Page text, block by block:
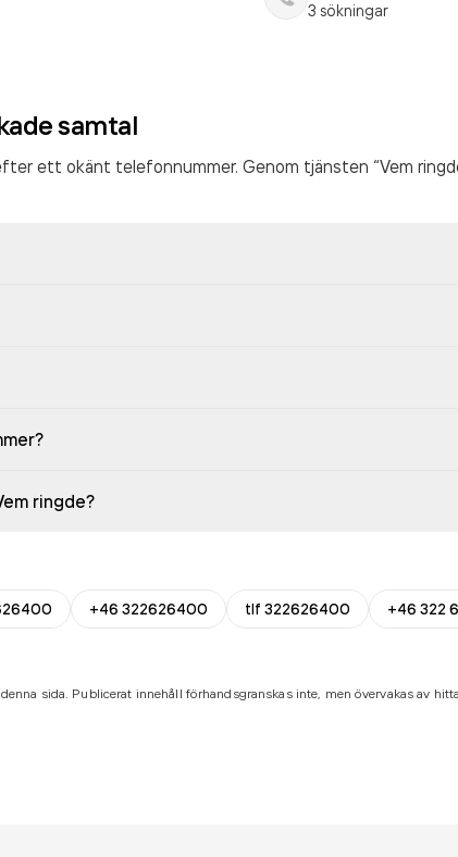
3 sökningar
samtal
ett okänt telefonnummer. Genom tjänsten “Vem
ringde?
+46 322626400 tlf 322626400 +46 322
sida. Publicerat innehåll förhandsgranskas inte, men övervakas av